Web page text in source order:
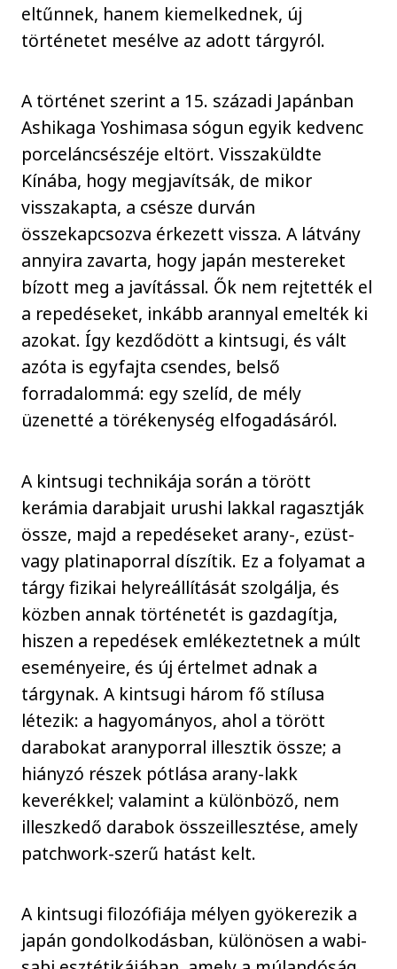
eltűnnek, hanem kiemelkednek, új
történetet mesélve az adott tárgyról.
A történet szerint a 15. századi Japánban
Ashikaga Yoshimasa sógun egyik kedvenc
porceláncsészéje eltört. Visszaküldte
Kínába, hogy megjavítsák, de mikor
visszakapta, a csésze durván
összekapcsozva érkezett vissza. A látvány
annyira zavarta, hogy japán mestereket
bízott meg a javítással. Ők nem rejtették el
a repedéseket, inkább arannyal emelték ki
azokat. Így kezdődött a kintsugi, és vált
azóta is egyfajta csendes, belső
forradalommá: egy szelíd, de mély
üzenetté a törékenység elfogadásáról.
A kintsugi technikája során a törött
kerámia darabjait urushi lakkal ragasztják
össze, majd a repedéseket arany-, ezüst-
vagy platinaporral díszítik. Ez a folyamat a
tárgy fizikai helyreállítását szolgálja, és
közben annak történetét is gazdagítja,
hiszen a repedések emlékeztetnek a múlt
eseményeire, és új értelmet adnak a
tárgynak. A kintsugi három fő stílusa
létezik: a hagyományos, ahol a törött
darabokat aranyporral illesztik össze; a
hiányzó részek pótlása arany-lakk
keverékkel; valamint a különböző, nem
illeszkedő darabok összeillesztése, amely
patchwork-szerű hatást kelt.
A kintsugi filozófiája mélyen gyökerezik a
japán gondolkodásban, különösen a wabi-